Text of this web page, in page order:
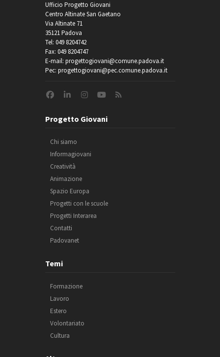
Ufficio Progetto Giovani
Centro Altinate San Gaetano
Via Altinate 71
35121 Padova
Tel: 049 8204742
Fax: 049 8204747
E-mail: progettogiovani@comune.padova.it
Pec: progettogiovani@pec.comune.padova.it
Progetto Giovani
Chi siamo
Informagiovani
Creatività
Animazione
Spazio Europa
Progetti con le scuole
Progetti Interarea
Contatti
Padovanet
Temi
Formazione
Lavoro
Estero
Volontariato
Cultura